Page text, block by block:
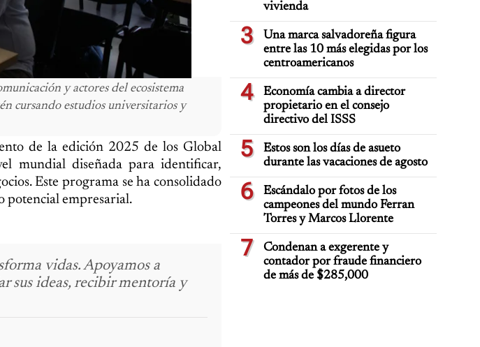
y actores del ecosistema
cursando estudios universitarios y
de la edición 2025 de los Global
mundial diseñada para identificar,
Este programa se ha consolidado
potencial empresarial.
vidas. Apoyamos a
sus ideas, recibir mentoría y
vivienda
3
Una marca salvadoreña figura
entre las 10 más elegidas por los
centroamericanos
4
Economía cambia a director
propietario en el consejo
directivo del ISSS
5
Estos son los días de asueto
durante las vacaciones de agosto
6
Escándalo por fotos de los
campeones del mundo Ferran
Torres y Marcos Llorente
7
Condenan a exgerente y
contador por fraude financiero
de más de $285,000